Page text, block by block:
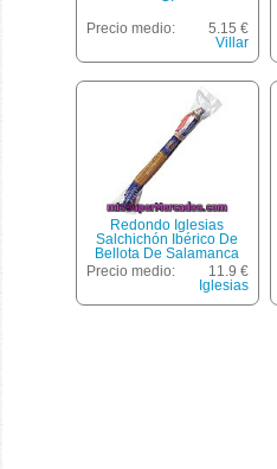
Precio medio:
5.15 €
Villar
Redondo Iglesias
Salchichón Ibérico De
Bellota De Salamanca
Peso Aproximado Pieza 1
Kg
Precio medio:
11.9 €
Iglesias